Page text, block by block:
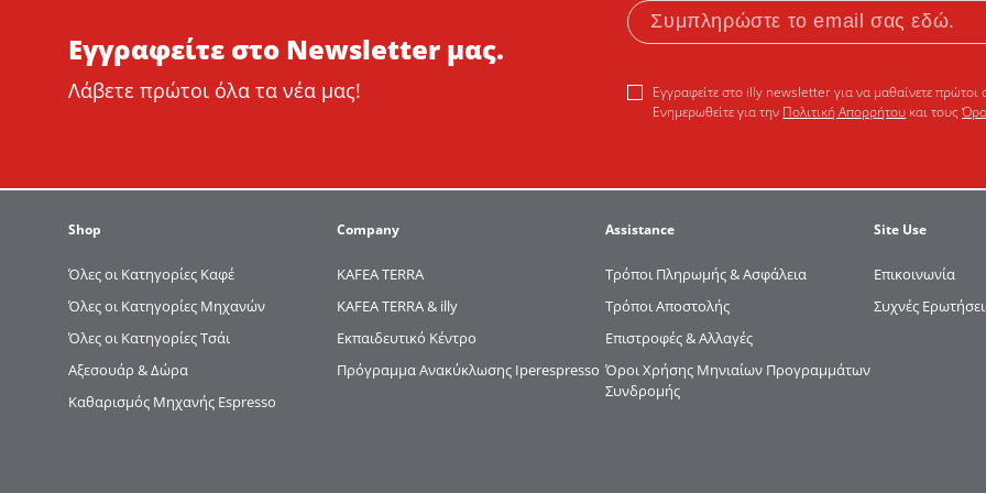
Εγγραφείτε στο Newsletter μας.
Λάβετε πρώτοι όλα τα νέα μας!
Εγγραφείτε στο illy newsletter για να μαθαίνετε πρώτοι
Ενημερωθείτε για την Πολιτική Απορρήτου και τους
Shop
Όλες οι Κατηγορίες Καφέ
Όλες οι Κατηγορίες Μηχανών
Όλες οι Κατηγορίες Τσάι
Αξεσουάρ & Δώρα
Καθαρισμός Μηχανής Espresso
Company
KAFEA TERRΑ
KAFEA TERRA & illy
Εκπαιδευτικό Κέντρο
Πρόγραμμα Ανακύκλωσης Iperespresso
Assistance
Τρόποι Πληρωμής & Ασφάλεια
Τρόποι Αποστολής
Επιστροφές & Αλλαγές
Όροι Χρήσης Μηνιαίων Προγραμμάτων
Συνδρομής
Site Use
Επικοινωνία
Συχνές